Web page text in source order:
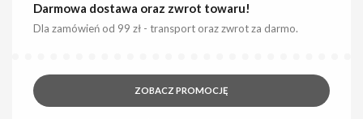
Darmowa dostawa oraz zwrot towaru!
Dla zamówień od 99 zł - transport oraz zwrot za darmo.
ZOBACZ PROMOCJĘ